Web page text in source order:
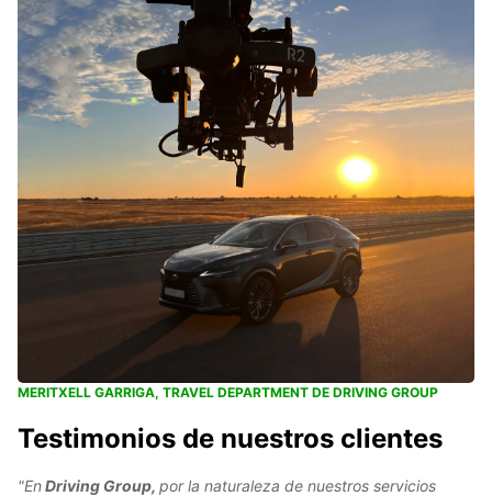
MERITXELL GARRIGA, TRAVEL DEPARTMENT DE DRIVING GROUP
Testimonios de nuestros clientes
"EnDriving Group, por la naturaleza de nuestros servicios